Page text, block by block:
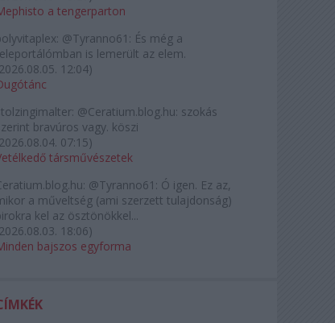
a tengerparton
@Tyranno61: És még a
is lemerült az elem.
2026.08.05. 12:04)
@Ceratium.blog.hu: szokás
bravúros vagy. köszi
2026.08.04. 07:15)
társművészetek
@Tyranno61: Ó igen. Ez az,
a műveltség (ami szerzett tulajdonság)
kel az ösztönökkel...
2026.08.03. 18:06)
bajszos egyforma